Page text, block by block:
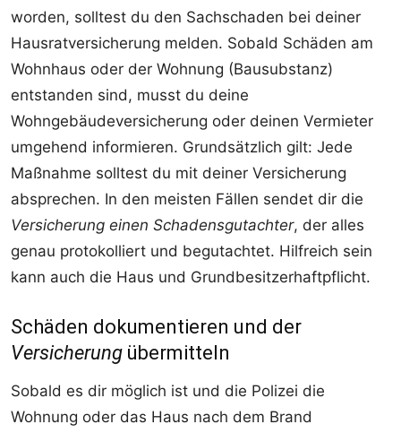
worden, solltest du den Sachschaden bei deiner
Hausratversicherung melden. Sobald Schäden am
Wohnhaus oder der Wohnung (Bausubstanz)
entstanden sind, musst du deine
Wohngebäudeversicherung oder deinen Vermieter
umgehend informieren. Grundsätzlich gilt: Jede
Maßnahme solltest du mit deiner Versicherung
absprechen. In den meisten Fällen sendet dir die
Versicherung einen Schadensgutachter, der alles
genau protokolliert und begutachtet. Hilfreich sein
kann auch die Haus und Grundbesitzerhaftpflicht.
Schäden dokumentieren und der
Versicherung übermitteln
Sobald es dir möglich ist und die Polizei die
Wohnung oder das Haus nach dem Brand